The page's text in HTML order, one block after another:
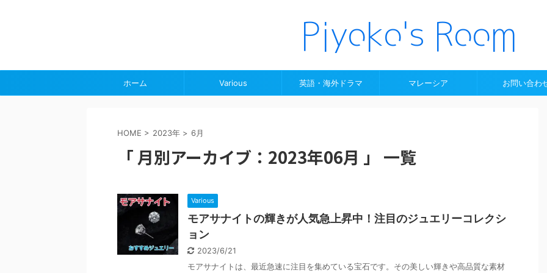
ホーム Various 英語・海外ドラマ マレーシア お問い合わ
HOME > 2023年 > 6月
「 月別アーカイブ：2023年06月 」 一覧
Various
モアサナイトの輝きが人気急上昇中！注目のジュエリーコレクシ
ョン
2023/6/21
モアサナイトは、最近急速に注目を集めている宝石です。その美しい輝きや高品質な素材